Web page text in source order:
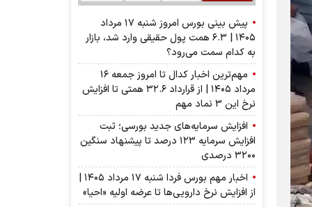
پیش بینی بورس امروز شنبه ۱۷ مرداد
۱۴۰۵ | ۶.۳ همت پول حقیقی وارد شد، بازار
به کدام سمت می‌رود؟
مهم‌ترین اخبار کدال تا امروز جمعه ۱۶
مرداد ۱۴۰۵ | از قرارداد ۳۲.۶ همتی تا افزایش
نرخ این ۳ نماد مهم
افزایش سرمایه‌های جدید بورسی؛ ثبت
افزایش سرمایه ۱۲۳ درصد تا پیشنهاد‌ سنگین
۳۲۰۰ درصدی
اخبار مهم بورس فردا شنبه ۱۷ مرداد ۱۴۰۵ |
از افزایش نرخ دارویی‌ها تا عرضه اولیه «احیا»